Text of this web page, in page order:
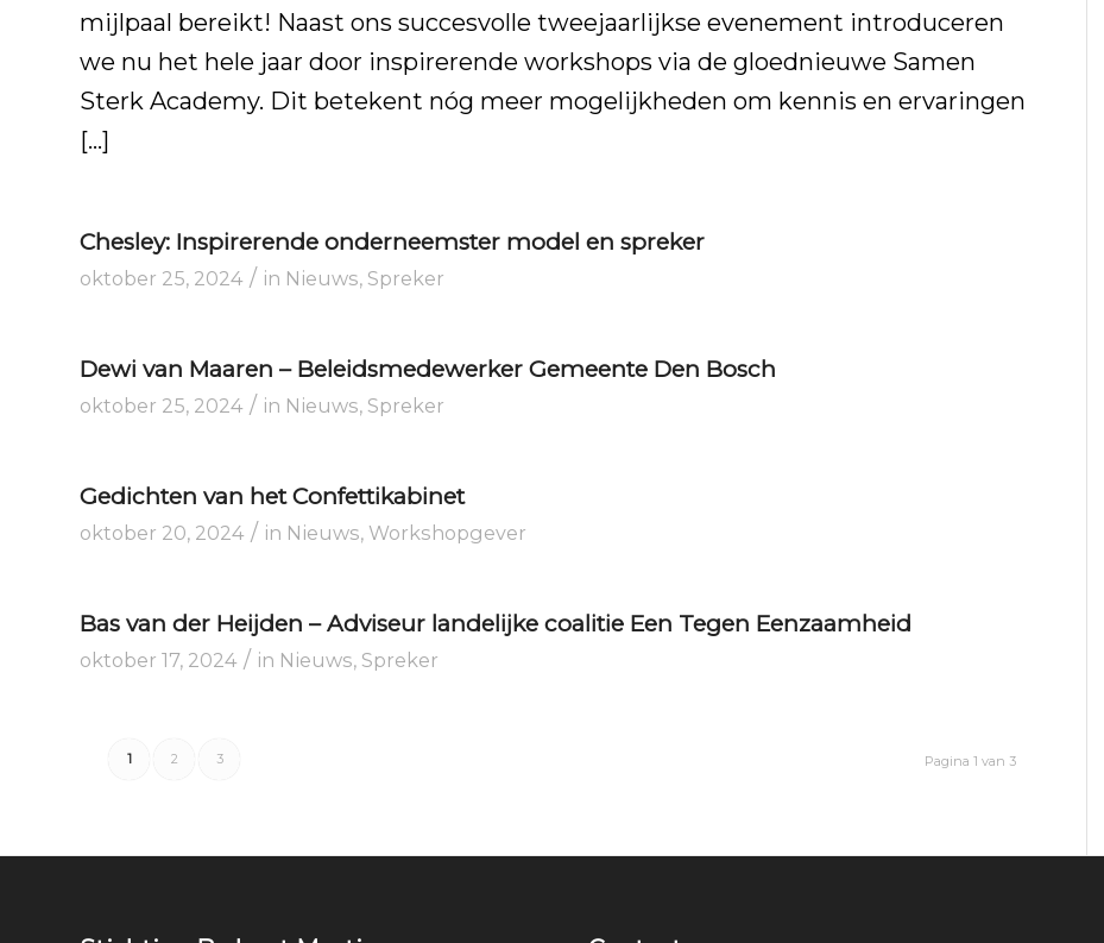
mijlpaal bereikt! Naast ons succesvolle tweejaarlijkse evenement introduceren
we nu het hele jaar door inspirerende workshops via de gloednieuwe Samen
Sterk Academy. Dit betekent nóg meer mogelijkheden om kennis en ervaringen
[…]
Chesley: Inspirerende onderneemster model en spreker
oktober 25, 2024 / in Nieuws, Spreker
Dewi van Maaren – Beleidsmedewerker Gemeente Den Bosch
oktober 25, 2024 / in Nieuws, Spreker
Gedichten van het Confettikabinet
oktober 20, 2024 / in Nieuws, Workshopgever
Bas van der Heijden – Adviseur landelijke coalitie Een Tegen Eenzaamheid
oktober 17, 2024 / in Nieuws, Spreker
Pagina 1 van 3
1 2 3